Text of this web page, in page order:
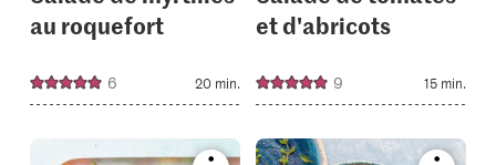
au roquefort
6 20 min.
et d'abricots
9 15 min.